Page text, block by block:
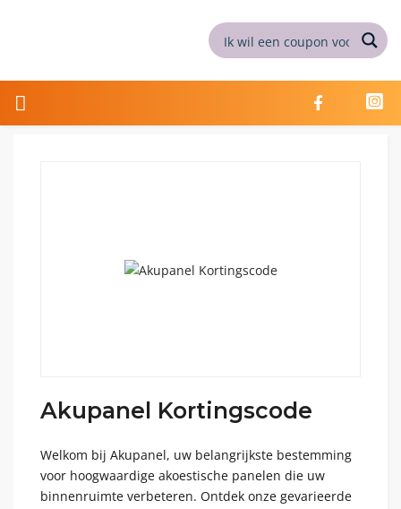
Akupanel Kortingscode
Welkom bij Akupanel, uw belangrijkste bestemming
voor hoogwaardige akoestische panelen die uw
binnenruimte verbeteren. Ontdek onze gevarieerde